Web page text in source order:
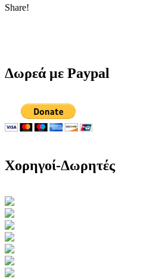
Share!
Δωρεά με Paypal
Χορηγοί-Δωρητές